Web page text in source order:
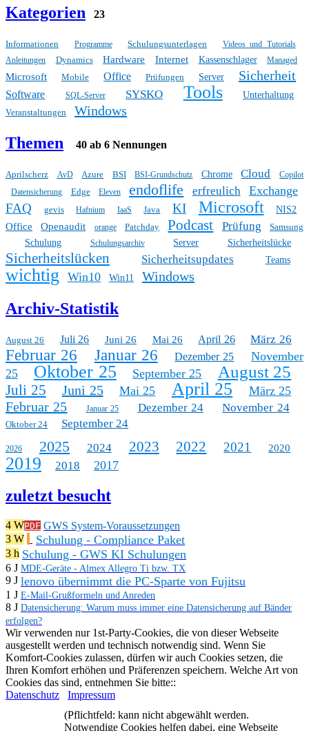
Kategorien 23
Informationen Programme Schulungsunterlagen
Videos und Tutorials
Anleitungen
Dynamics Hardware Internet Kassenschlager Managed
Microsoft Mobile Office Prüfungen Server Sicherheit
Software SQL-Server SYSKO Tools
Unterhaltung
Veranstaltungen
Windows
Themen 40 ab 6 Nennungen
Aprilscherz AvD Azure BSI BSI-Grundschutz Chrome Cloud
Copilot
Datensicherung
Edge Eleven endoflife erfreulich Exchange
FAQ gevis Hafnium IaaS Java KI Microsoft NIS2
Office Openaudit orange Patchday Podcast Prüfung
Samsung
Schulung
Schulungsarchiv Server Sicherheitslücke
Sicherheitslücken Sicherheitsupdates Teams
wichtig Win10 Win11 Windows
Archiv-Statistik
August 26 Juli 26 Juni 26 Mai 26 April 26 März 26
Februar 26 Januar 26 Dezember 25
November
25
Oktober 25 September 25 August 25
Juli 25 Juni 25 Mai 25 April 25 März 25
Februar 25 Januar 25 Dezember 24 November 24
Oktober 24 September 24
2026 2025 2024 2023 2022 2021 2020
2019 2018 2017
zuletzt besucht
4 WPDF GWS System-Voraussetzungen
3 W
Schulung - Compliance Paket
3 h Schulung - GWS KI Schulungen
6 J MDE-Geräte - Almex Allegro Ti bzw. TX
9 J lenovo übernimmt die PC-Sparte von Fujitsu
1 J E-Mail-Grußformeln und Anreden
8 J Datensicherung: Warum muss immer eine Datensicherung auf Bänder
erfolgen?
Wir verwenden nur 1st-Party-Cookies, die von dieser Webseite
ausgestellt werden und technisch notwendig sind. Wenn Sie
Komfort-Cookies zulassen, dürfen wir auch Cookies setzen, die
Ihren Komfort erhöhen und Präferenzen speichern. Welche Art von
Cookies das sind, entnehmen Sie bitte::
Datenschutz
Impressum
(Pflichtfeld: kann nicht abgewählt werden.
Notwendige Cookies helfen dabei, eine Webseite